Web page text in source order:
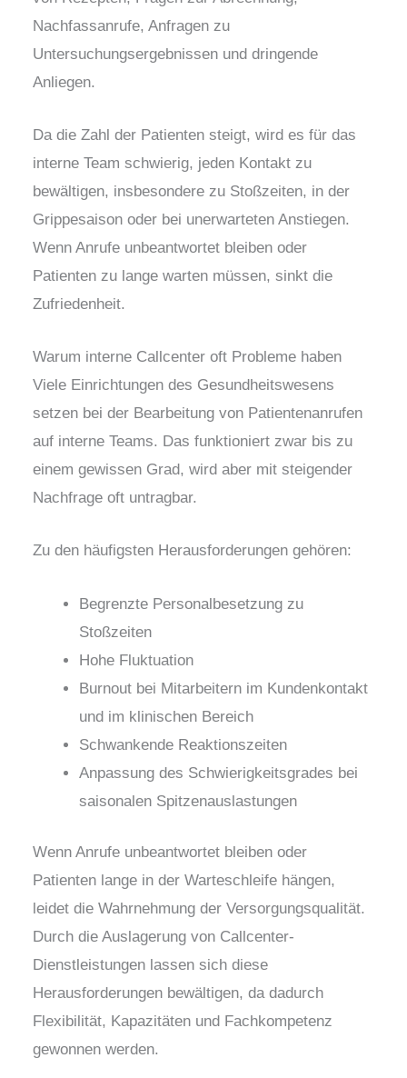
Nachfassanrufe, Anfragen zu
Untersuchungsergebnissen und dringende
Anliegen.
Da die Zahl der Patienten steigt, wird es für das
interne Team schwierig, jeden Kontakt zu
bewältigen, insbesondere zu Stoßzeiten, in der
Grippesaison oder bei unerwarteten Anstiegen.
Wenn Anrufe unbeantwortet bleiben oder
Patienten zu lange warten müssen, sinkt die
Zufriedenheit.
Warum interne Callcenter oft Probleme haben
Viele Einrichtungen des Gesundheitswesens
setzen bei der Bearbeitung von Patientenanrufen
auf interne Teams. Das funktioniert zwar bis zu
einem gewissen Grad, wird aber mit steigender
Nachfrage oft untragbar.
Zu den häufigsten Herausforderungen gehören:
Begrenzte Personalbesetzung zu
Stoßzeiten
Hohe Fluktuation
Burnout bei Mitarbeitern im Kundenkontakt
und im klinischen Bereich
Schwankende Reaktionszeiten
Anpassung des Schwierigkeitsgrades bei
saisonalen Spitzenauslastungen
Wenn Anrufe unbeantwortet bleiben oder
Patienten lange in der Warteschleife hängen,
leidet die Wahrnehmung der Versorgungsqualität.
Durch die Auslagerung von Callcenter-
Dienstleistungen lassen sich diese
Herausforderungen bewältigen, da dadurch
Flexibilität, Kapazitäten und Fachkompetenz
gewonnen werden.